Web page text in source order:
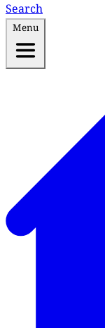
Search
Menu